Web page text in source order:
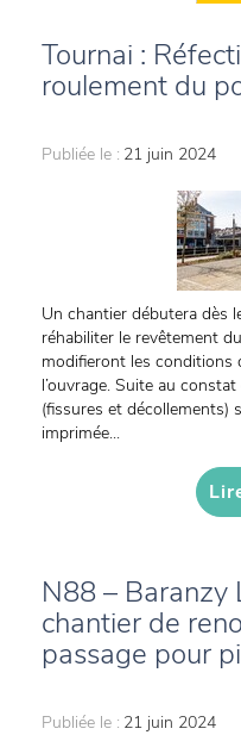
Tournai :
roulement du
Publiée le : 21 juin 2024
Un chantier débutera dès
réhabiliter le revêtement
modifieront les conditions
l’ouvrage. Suite au
(fissures et décollements)
imprimée...
N88 – Baranzy
chantier de
passage pour
Publiée le : 21 juin 2024